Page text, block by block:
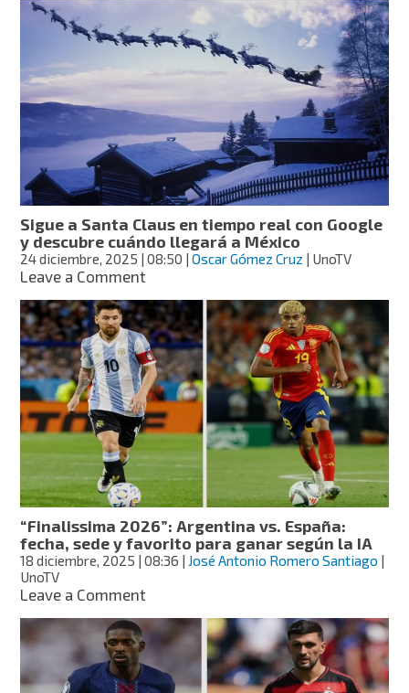
conflictos
mundiales
con
de
pizza
en
Estados
Unidos
y
por
qué
no
se
usa
sushi
Sigue a Santa Claus en tiempo real con Google
y descubre cuándo llegará a México
24 diciembre, 2025 | 08:50 |Oscar Gómez Cruz | UnoTV
Leave a Commenton
Santa
Claus
en
tiempo
real
con
Google
y
descubre
cuándo
llegará
a
México
“Finalissima 2026”: Argentina vs. España:
fecha, sede y favorito para ganar según la IA
18 diciembre, 2025 | 08:36 | José Antonio Romero Santiago |
UnoTV
Leave a Commenton
2026”:
Argentina
vs.
España: